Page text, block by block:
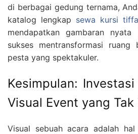
di berbagai gedung ternama,
katalog lengkap sewa kursi
mendapatkan gambaran
sukses mentransformasi ruang
pesta yang spektakuler.
Kesimpulan:
Visual Event yang Tak
Visual sebuah acara adalah